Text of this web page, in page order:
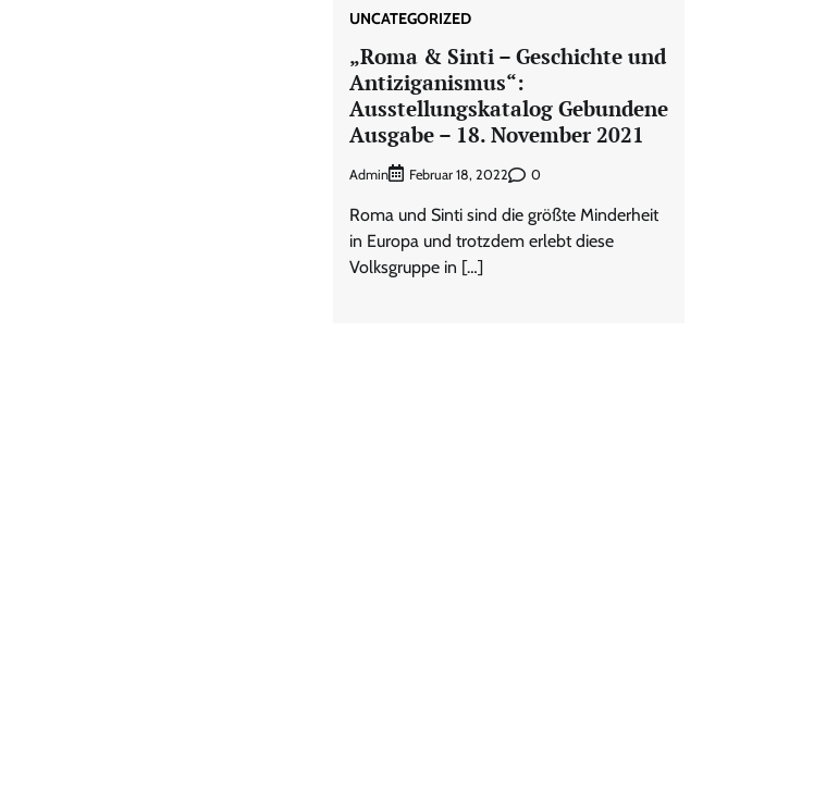
UNCATEGORIZED
„Roma & Sinti – Geschichte und
Antiziganismus“:
Ausstellungskatalog Gebundene
Ausgabe – 18. November 2021
Admin Februar 18, 2022 0
Roma und Sinti sind die größte Minderheit
in Europa und trotzdem erlebt diese
Volksgruppe in […]